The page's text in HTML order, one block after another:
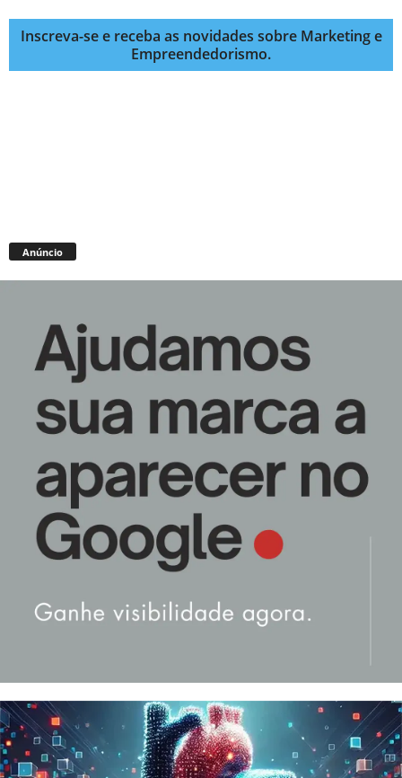
Inscreva-se e receba as novidades sobre Marketing e
Empreendedorismo.
Anúncio